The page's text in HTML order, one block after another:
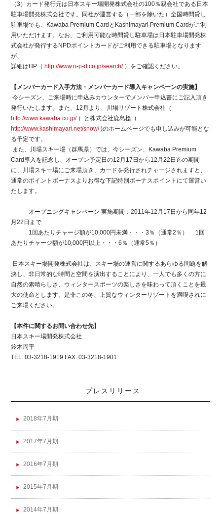
（3）カード発行元は日本スキー場開発株式会社の100％親会社である日本
駐車場開発株式会社です。同社が運営する（一部を除いた）全国時間貸し
駐車場でも、Kawaba Premium CardとKashimayari Premium Cardがご利
用いただけます。なお、ご利用可能な時間貸し駐車場は日本駐車場開発株
式会社が発行するNPDポイントカードがご利用できる駐車場となります
が、
詳細はHP（ http://www.n-p-d.co.jp/search/）をご確認ください。
【メンバーカード入手方法・メンバーカード導入キャンペーンの実施】
今シーズン、ご来場時に申込みカウンターでメンバー申込書にご記入頂き
発行いたします。また、12月より、川場リゾート株式会社（
http://www.kawaba.co.jp/）と株式会社鹿島槍（
http://www.kashimayari.net/snow/)のホームページでも申し込みが可能とな
る予定です。
また、川場スキー場（群馬県）では、今シーズン、Kawaba Premium
Card導入を記念し、オープン予定日の12月17日から12月22日迄の期間
に、川場スキー場にご来場頂き、カードを発行されチャージされますと、
通常のポイントボーナスよりお得な下記特別ボーナスポイントにて運営い
たします。
オープニングキャンペーン 実施期間：2011年12月17日から同年12
月22日まで
1回あたりチャージ額が10,000円未満・・・3％（通常2％） 1回
あたりチャージ額が10,000円以上・・・6％（通常5％）
日本スキー場開発株式会社は、スキー場の運営に関するあらゆる問題を解
決し、非日常的な時間と空間を演出することにより、一人でも多くの方に
自然の素晴らしさ、ウィンタースポーツの楽しさを味わって頂くことを最
大の使命とします。是非この冬、上質なウィンターリゾートを満喫されに
ご来場ください。
【本件に関するお問い合わせ先】
日本スキー場開発株式会社
鈴木周平
TEL: 03-3218-1919 FAX: 03-3218-1901
プレスリリース
2018年7月期
2017年7月期
2016年7月期
2015年7月期
2014年7月期